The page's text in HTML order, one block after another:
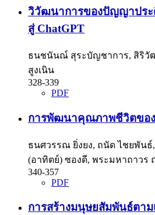
วิวัฒนาการของปัญญาประ
สู่ ChatGPT
ธนชนันณ์ สุระบัญชาการ, สิริวัฒ
สูงเนิน
328-339
PDF
การพัฒนาคุณภาพชีวิตของ
ธนศวรรณ ยิ่งยง, ถนัด ไชยพัน
(อาทิตย์) ซองดี, พระมหาถาวร
340-357
PDF
การสร้างมนุษยสัมพันธ์ตา